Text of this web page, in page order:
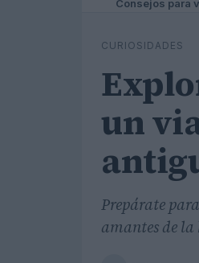
Consejos para
CURIOSIDADES
un
Prepárate
amantes de